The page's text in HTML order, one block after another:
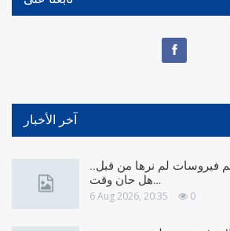
آخر الأخبار
فيروسات لم نرها من قبل..
هل حان وقت…
6 Aug 2026, 20:35 0